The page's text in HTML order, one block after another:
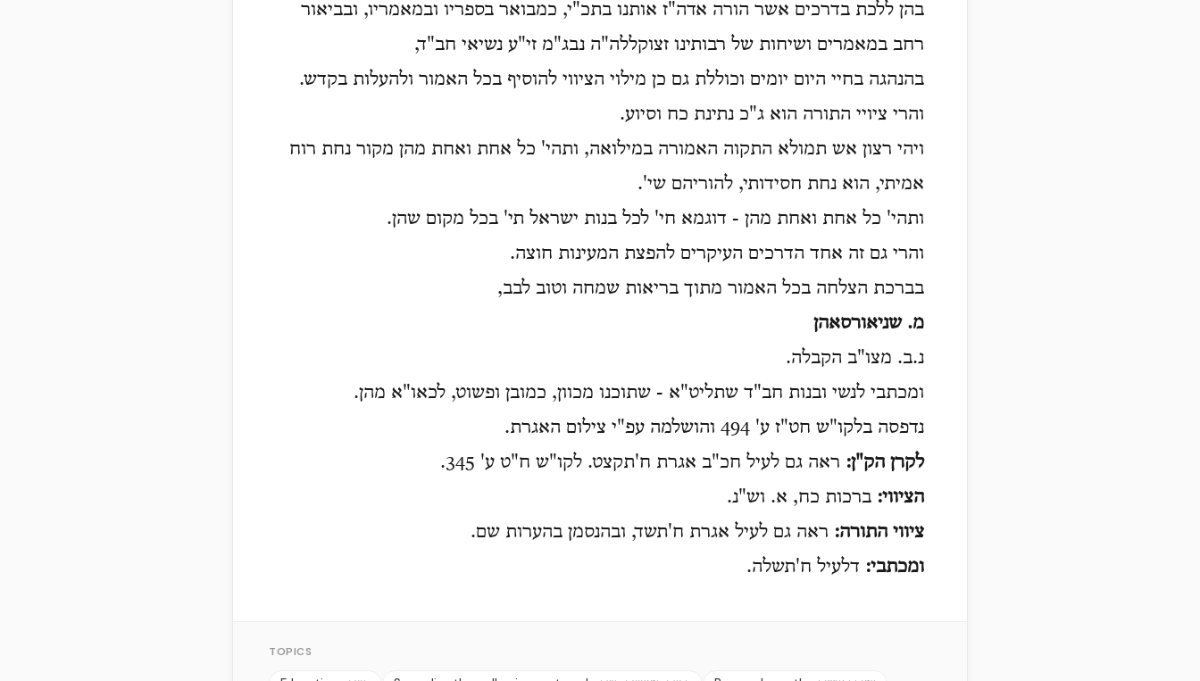
בהן ללכת בדרכים אשר הורה אדה"ז אותנו בתכ"י, כמבואר בספריו ובמאמריו, ובביאור
רחב במאמרים ושיחות של רבותינו זצוקללה"ה נבג"מ זי"ע נשיאי חב"ד,
בהנהגה בחיי היום יומים וכוללת גם כן מילוי הציווי להוסיף בכל האמור ולהעלות בקדש.
והרי ציויי התורה הוא ג"כ נתינת כח וסיוע.
ויהי רצון אש תמולא התקוה האמורה במילואה, ותהי' כל אחת ואחת מהן מקור נחת רוח
אמיתי, הוא נחת חסידותי, להוריהם שי'.
ותהי' כל אחת ואחת מהן - דוגמא חי' לכל בנות ישראל תי' בכל מקום שהן.
והרי גם זה אחד הדרכים העיקרים להפצת המעינות חוצה.
בברכת הצלחה בכל האמור מתוך בריאות שמחה וטוב לבב,
מ. שניאורסאהן
נ.ב. מצו"ב הקבלה.
ומכתבי לנשי ובנות חב"ד שתליט"א - שתוכנו מכוון, כמובן ופשוט, לכאו"א מהן.
נדפסה בלקו"ש חט"ז ע' 494 והושלמה עפ"י צילום האגרת.
לקרן הק"ן: ראה גם לעיל חכ"ב אגרת ח'תקצט. לקו"ש ח"ט ע' 345.
הציווי: ברכות כח, א. וש"נ.
ציווי התורה: ראה גם לעיל אגרת ח'תשד, ובהנסמן בהערות שם.
ומכתבי: דלעיל ח'תשלה.
TOPICS